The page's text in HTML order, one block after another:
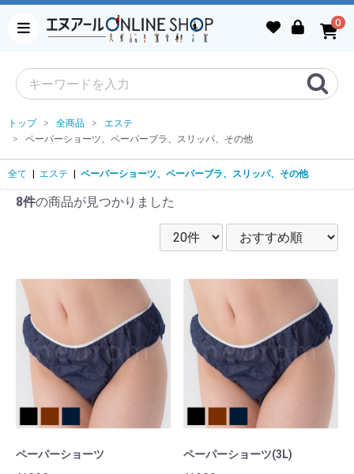
0
トップ 全商品
エステ
ペーパーショーツ、ペーパーブラ、スリッパ、その他
全て エステ ペーパーショーツ、ペーパーブラ、スリッパ、その他
8件の商品が見つかりました
ペーパーショーツ ペーパーショーツ(3L)